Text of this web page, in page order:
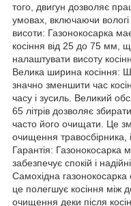
того, двигун дозволяє
умовах, включаючи
висоти: Газонокосарка
косіння від 25 до 75 мм,
налаштувати висоту
Велика ширина косіння:
значно зменшити час
часу і зусиль. Великий
65 літрів дозволяє
часто його очищати. Це
очищення травосбірника,
Гарантія: Газонокосарка
забезпечує спокій і
Cамохідна
це полегшує косіння між
очищення деки після